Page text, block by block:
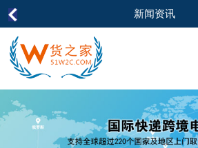
新闻资讯